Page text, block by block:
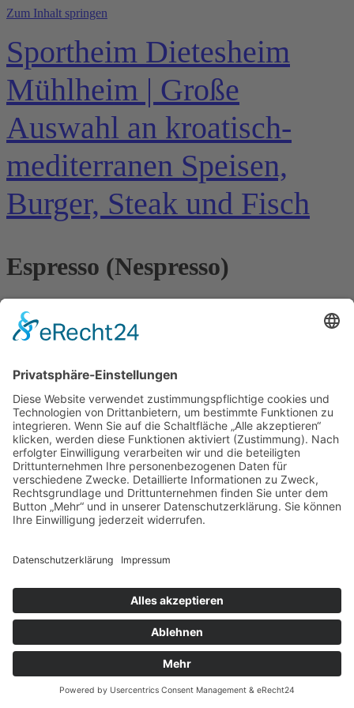
Zum Inhalt springen
Sportheim Dietesheim
Mühlheim | Große
Auswahl an kroatisch-
mediterranen Speisen,
Burger, Steak und Fisch
Espresso (Nespresso)